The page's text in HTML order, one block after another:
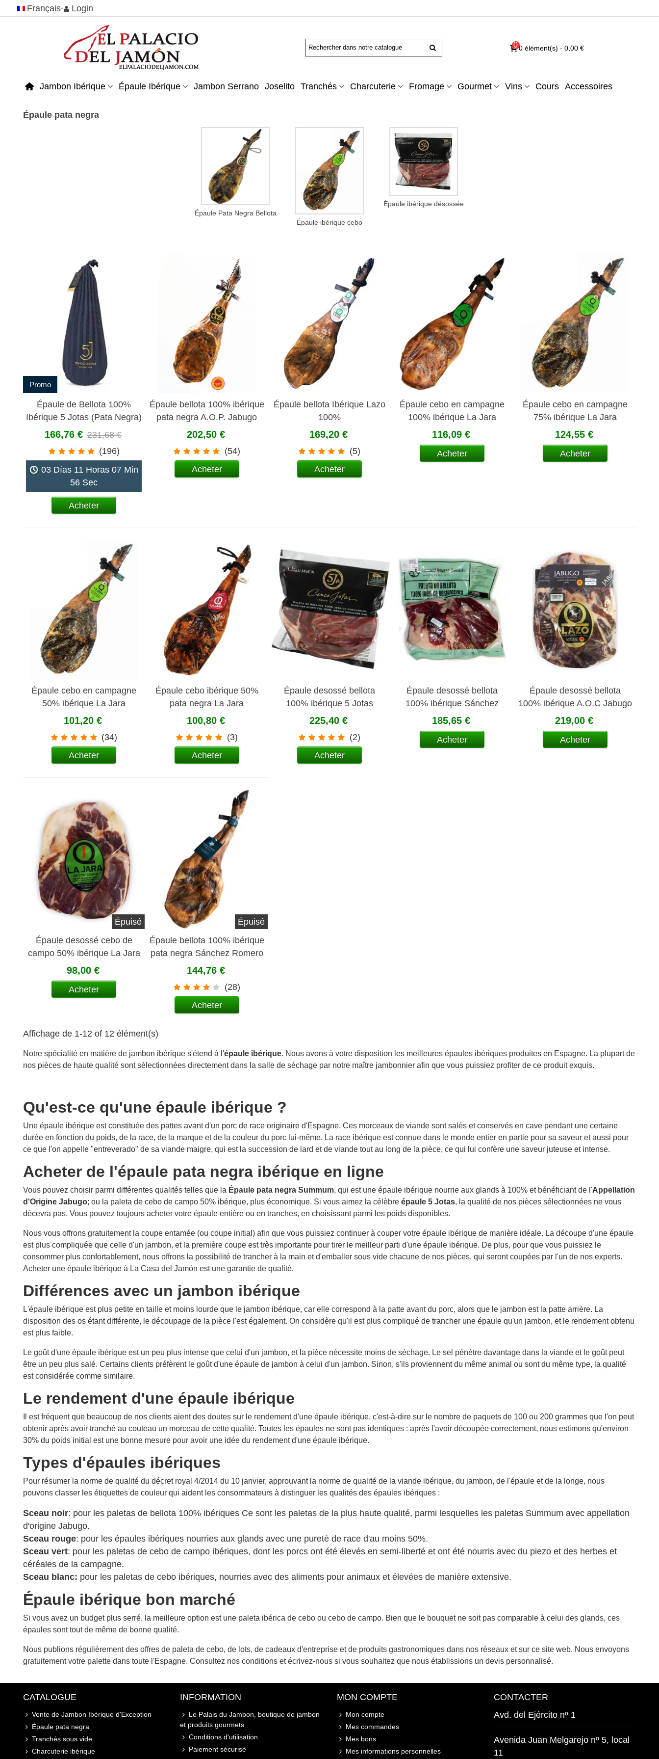
Français Login
00 élément(s) - 0,00 €
Jambon Ibérique Épaule Ibérique Jambon Serrano Joselito Tranchés Charcuterie Fromage Gourmet Vins Cours Accessoires
Épaule pata negra
Épaule Pata Negra Bellota
Épaule ibérique cebo
Épaule ibérique désossée
Promo
Épaule de Bellota 100%
Ibérique 5 Jotas (Pata Negra)
166,76 € 231,68 €
(196)
03 Días 11 Horas 07 Min
56 Sec
Acheter
Épaule bellota 100% ibérique
pata negra A.O.P. Jabugo
202,50 €
(54)
Acheter
Épaule bellota Ibérique Lazo
100%
169,20 €
(5)
Acheter
Épaule cebo en campagne
100% ibérique La Jara
116,09 €
Acheter
Épaule cebo en campagne
75% ibérique La Jara
124,55 €
Acheter
Épaule cebo en campagne
50% ibérique La Jara
101,20 €
(34)
Acheter
Épaule cebo ibérique 50%
pata negra La Jara
100,80 €
(3)
Acheter
Épaule desossé bellota
100% ibérique 5 Jotas
225,40 €
(2)
Acheter
Épaule desossé bellota
100% ibérique Sánchez
Romero
185,65 €
Acheter
Épaule desossé bellota
100% ibérique A.O.C Jabugo
219,00 €
Acheter
Épuisé
Épaule desossé cebo de
campo 50% ibérique La Jara
98,00 €
Acheter
Épuisé
Épaule bellota 100% ibérique
pata negra Sánchez Romero
Carvajal
144,76 €
(28)
Acheter
Affichage de 1-12 of 12 élément(s)
Notre spécialité en matière de jambon ibérique s'étend à l'épaule ibérique. Nous avons à votre disposition les meilleures épaules ibériques produites en Espagne. La plupart de
nos pièces de haute qualité sont sélectionnées directement dans la salle de séchage par notre maître jambonnier afin que vous puissiez profiter de ce produit exquis.
Qu'est-ce qu'une épaule ibérique ?
Une épaule ibérique est constituée des pattes avant d'un porc de race originaire d'Espagne. Ces morceaux de viande sont salés et conservés en cave pendant une certaine
durée en fonction du poids, de la race, de la marque et de la couleur du porc lui-même. La race ibérique est connue dans le monde entier en partie pour sa saveur et aussi pour
ce que l'on appelle "entreverado" de sa viande maigre, qui est la succession de lard et de viande tout au long de la pièce, ce qui lui confère une saveur juteuse et intense.
Acheter de l'épaule pata negra ibérique en ligne
Vous pouvez choisir parmi différentes qualités telles que la Épaule pata negra Summum, qui est une épaule ibérique nourrie aux glands à 100% et bénéficiant de l'Appellation
d'Origine Jabugo; ou la paleta de cebo de campo 50% ibérique, plus économique. Si vous aimez la célèbre épaule 5 Jotas, la qualité de nos pièces sélectionnées ne vous
décevra pas. Vous pouvez toujours acheter votre épaule entière ou en tranches, en choisissant parmi les poids disponibles.
Nous vous offrons gratuitement la coupe entamée (ou coupe initial) afin que vous puissiez continuer à couper votre épaule ibérique de manière idéale. La découpe d'une épaule
est plus compliquée que celle d'un jambon, et la première coupe est très importante pour tirer le meilleur parti d'une épaule ibérique. De plus, pour que vous puissiez le
consommer plus confortablement, nous offrons la possibilité de trancher à la main et d'emballer sous vide chacune de nos pièces, qui seront coupées par l'un de nos experts.
Acheter une épaule ibérique à La Casa del Jamón est une garantie de qualité.
Différences avec un jambon ibérique
L'épaule ibérique est plus petite en taille et moins lourde que le jambon ibérique, car elle correspond à la patte avant du porc, alors que le jambon est la patte arrière. La
disposition des os étant différente, le découpage de la pièce l'est également. On considère qu'il est plus compliqué de trancher une épaule qu'un jambon, et le rendement obtenu
est plus faible.
Le goût d'une épaule ibérique est un peu plus intense que celui d'un jambon, et la pièce nécessite moins de séchage. Le sel pénètre davantage dans la viande et le goût peut
être un peu plus salé. Certains clients préfèrent le goût d'une épaule de jambon à celui d'un jambon. Sinon, s'ils proviennent du même animal ou sont du même type, la qualité
est considérée comme similaire.
Le rendement d'une épaule ibérique
Il est fréquent que beaucoup de nos clients aient des doutes sur le rendement d'une épaule ibérique, c'est-à-dire sur le nombre de paquets de 100 ou 200 grammes que l'on peut
obtenir après avoir tranché au couteau un morceau de cette qualité. Toutes les épaules ne sont pas identiques : après l'avoir découpée correctement, nous estimons qu'environ
30% du poids initial est une bonne mesure pour avoir une idée du rendement d'une épaule ibérique.
Types d'épaules ibériques
Pour résumer la norme de qualité du décret royal 4/2014 du 10 janvier, approuvant la norme de qualité de la viande ibérique, du jambon, de l'épaule et de la longe, nous
pouvons classer les étiquettes de couleur qui aident les consommateurs à distinguer les qualités des épaules ibériques :
Sceau noir: pour les paletas de bellota 100% ibériques Ce sont les paletas de la plus haute qualité, parmi lesquelles les paletas Summum avec appellation
d'origine Jabugo.
Sceau rouge: pour les épaules ibériques nourries aux glands avec une pureté de race d'au moins 50%.
Sceau vert: pour les paletas de cebo de campo ibériques, dont les porcs ont été élevés en semi-liberté et ont été nourris avec du piezo et des herbes et
céréales de la campagne.
Sceau blanc: pour les paletas de cebo ibériques, nourries avec des aliments pour animaux et élevées de manière extensive.
Épaule ibérique bon marché
Si vous avez un budget plus serré, la meilleure option est une paleta ibérica de cebo ou cebo de campo. Bien que le bouquet ne soit pas comparable à celui des glands, ces
épaules sont tout de même de bonne qualité.
Nous publions régulièrement des offres de paleta de cebo, de lots, de cadeaux d'entreprise et de produits gastronomiques dans nos réseaux et sur ce site web. Nous envoyons
gratuitement votre palette dans toute l'Espagne. Consultez nos conditions et écrivez-nous si vous souhaitez que nous établissions un devis personnalisé.
CATALOGUE
Vente de Jambon Ibérique d'Exception
Épaule pata negra
Tranchés sous vide
Charcuterie ibérique
INFORMATION
Le Palais du Jambon, boutique de jambon
et produits gourmets
Conditions d'utilisation
Paiement sécurisé
MON COMPTE
Mon compte
Mes commandes
Mes bons
Mes informations personnelles
CONTACTER
Avd. del Ejército nº 1
Avenida Juan Melgarejo nº 5, local
11